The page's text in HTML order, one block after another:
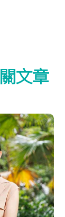
文章